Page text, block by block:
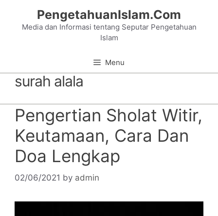
content
PengetahuanIslam.Com
Media dan Informasi tentang Seputar Pengetahuan
Islam
Menu
surah alala
Pengertian Sholat Witir,
Keutamaan, Cara Dan
Doa Lengkap
02/06/2021 by admin